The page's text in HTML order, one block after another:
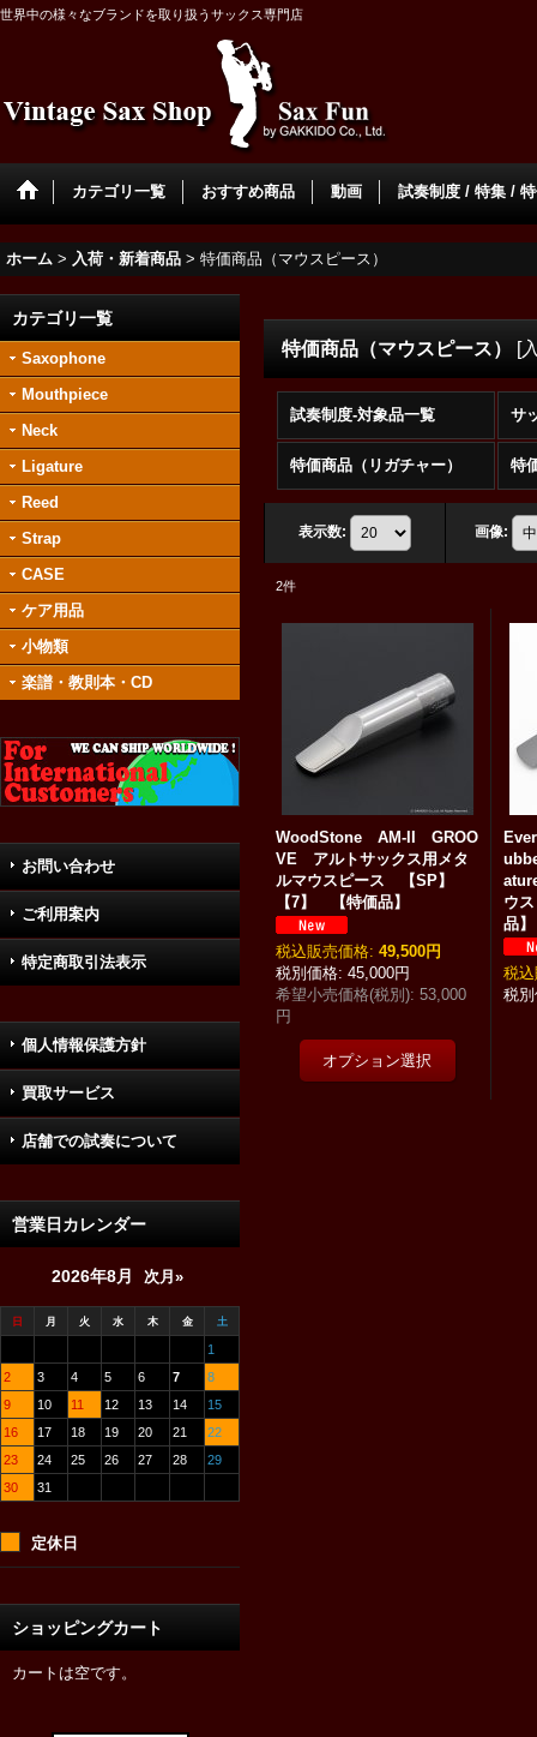
世界中の様々なブランドを取り扱うサックス専門店
カテゴリ一覧 おすすめ商品 動画 試奏制度 / 特集 /
ホーム > 入荷・新着商品 > 特価商品（マウスピース）
カテゴリ一覧
Saxophone
Mouthpiece
Neck
Ligature
Reed
Strap
CASE
ケア用品
小物類
楽譜・教則本・CD
お問い合わせ
ご利用案内
特定商取引法表示
個人情報保護方針
買取サービス
店舗での試奏について
営業日カレンダー
2026年8月 次月»
日 月 火 水 木 金 土
1
2
3 4 5 6 7
8
9
10 11 12 13 14
15
16
17 18 19 20 21
22
23
24 25 26 27 28
29
30
31
定休日
ショッピングカート
カートは空です。
特価商品（マウスピース） [
試奏制度-対象品一覧
特価商品（リガチャー） 特
表示数: 画像:
2件
WoodStone AM-II GROO
VE アルトサックス用メタ
ルマウスピース 【SP】
【7】 【特価品】
45,000円
税込 : 49,500円
希望小売価格(税別): 53,000
円
ウ
品】
税込